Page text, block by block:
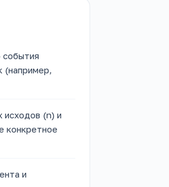
события
исходов (n) и
конкретное
и